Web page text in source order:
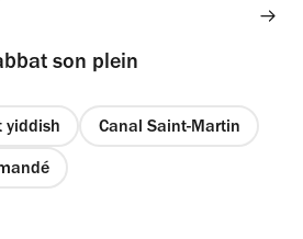
son plein
yiddish Canal Saint-Martin